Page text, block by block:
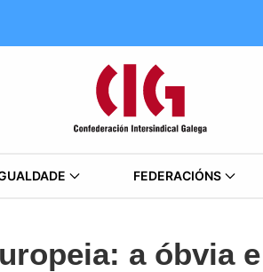
FEDERACIÓNS
a óbvia